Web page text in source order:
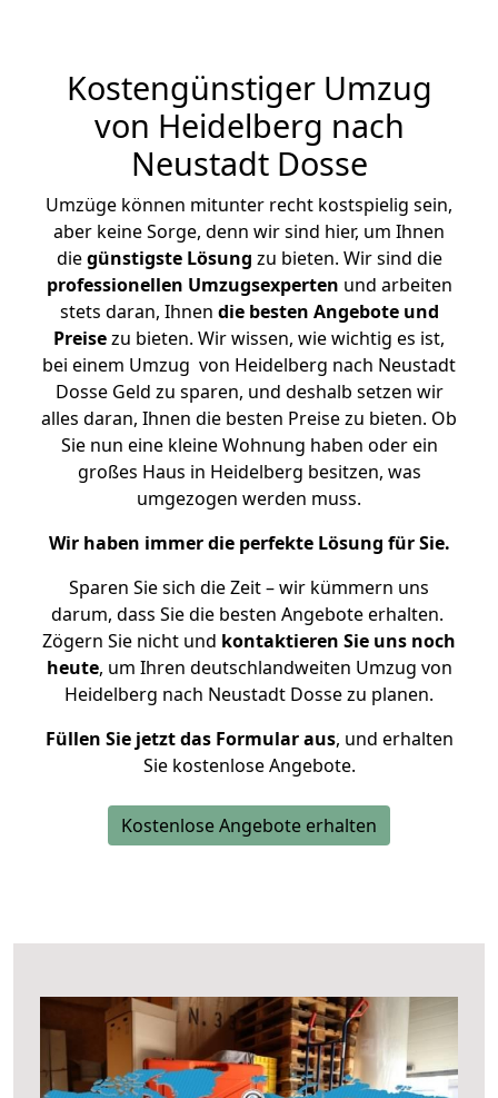
Kostengünstiger Umzug
von Heidelberg nach
Neustadt Dosse
Umzüge können mitunter recht kostspielig sein,
aber keine Sorge, denn wir sind hier, um Ihnen
diegünstigste Lösung zu bieten. Wir sind die
professionellen Umzugsexperten und arbeiten
stets daran, Ihnen die besten Angebote und
Preisezu bieten. Wir wissen, wie wichtig es ist,
bei einem Umzug von Heidelberg nach Neustadt
Dosse Geld zu sparen, und deshalb setzen wir
alles daran, Ihnen die besten Preise zu bieten. Ob
Sie nun eine kleine Wohnung haben oder ein
großes Haus in Heidelberg besitzen, was
umgezogen werden muss.
Wir haben immer die perfekte Lösung für Sie.
Sparen Sie sich die Zeit – wir kümmern uns
darum, dass Sie die besten Angebote erhalten.
Zögern Sie nicht und kontaktieren Sie uns noch
heute, um Ihren deutschlandweiten Umzug von
Heidelberg nach Neustadt Dosse zu planen.
Füllen Sie jetzt das Formular aus, und erhalten
Sie kostenlose Angebote.
Kostenlose Angebote erhalten